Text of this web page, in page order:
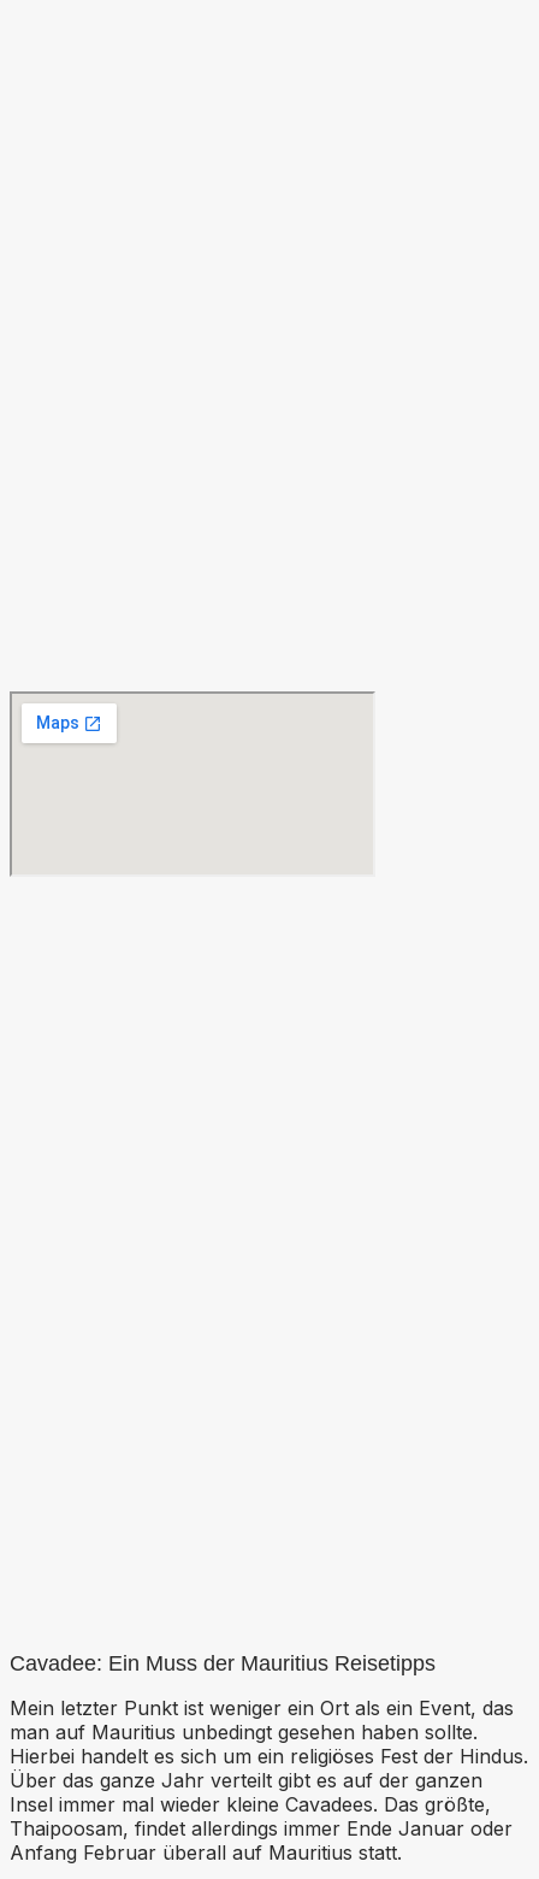
Cavadee: Ein Muss der Mauritius Reisetipps
Mein letzter Punkt ist weniger ein Ort als ein Event, das
man auf Mauritius unbedingt gesehen haben sollte.
Hierbei handelt es sich um ein religiöses Fest der Hindus.
Über das ganze Jahr verteilt gibt es auf der ganzen
Insel immer mal wieder kleine Cavadees. Das größte,
Thaipoosam, findet allerdings immer Ende Januar oder
Anfang Februar überall auf Mauritius statt.